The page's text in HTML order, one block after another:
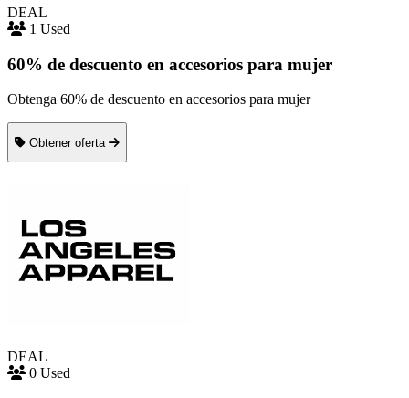
DEAL
1 Used
60% de descuento en accesorios para mujer
Obtenga 60% de descuento en accesorios para mujer
Obtener oferta
DEAL
0 Used